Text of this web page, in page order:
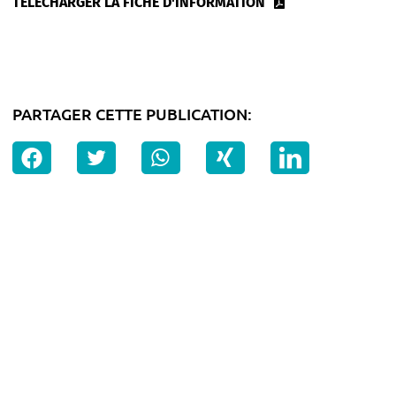
PARTAGER CETTE PUBLICATION: